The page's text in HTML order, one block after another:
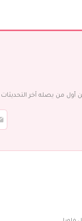
أول من يصله آخر